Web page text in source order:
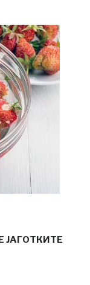
ЈАГОТКИТЕ